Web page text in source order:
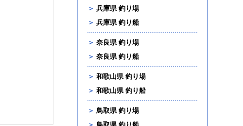
＞ 兵庫県 釣り場
＞ 兵庫県 釣り船
＞ 奈良県 釣り場
＞ 奈良県 釣り船
＞ 和歌山県 釣り場
＞ 和歌山県 釣り船
＞ 鳥取県 釣り場